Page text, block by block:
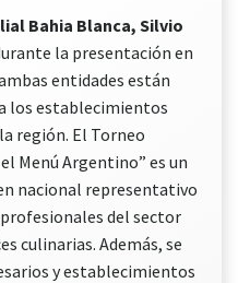
Bahia Blanca, Silvio
la presentación en
entidades están
los establecimientos
región. El Torneo
Menú Argentino” es un
nacional representativo
del sector
culinarias. Además, se
y establecimientos